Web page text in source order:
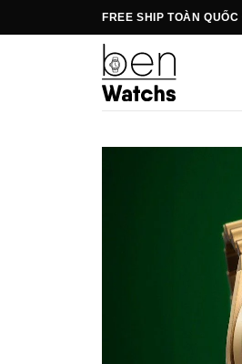
qua
FREE SHIP TOÀN